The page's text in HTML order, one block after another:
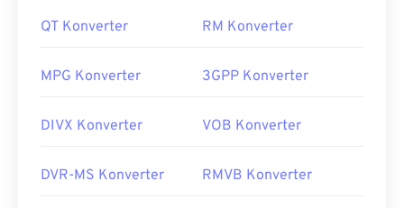
QT Konverter RM Konverter
MPG Konverter 3GPP Konverter
DIVX Konverter VOB Konverter
DVR-MS Konverter RMVB Konverter